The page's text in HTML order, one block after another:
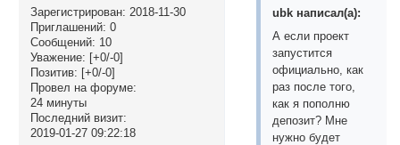
Зарегистрирован: 2018-11-30
Приглашений: 0
Сообщений: 10
Уважение: [+0/-0]
Позитив: [+0/-0]
Провел на форуме:
24 минуты
Последний визит:
2019-01-27 09:22:18
ubk написал(а):
А если проект
запустится
официально, как
раз после того,
как я пополню
депозит? Мне
нужно будет